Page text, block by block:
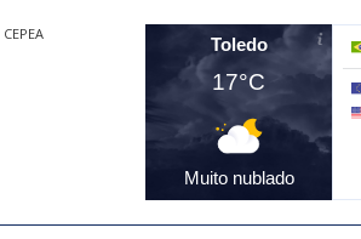
CEPEA
Toledo
17°C
Muito nublado